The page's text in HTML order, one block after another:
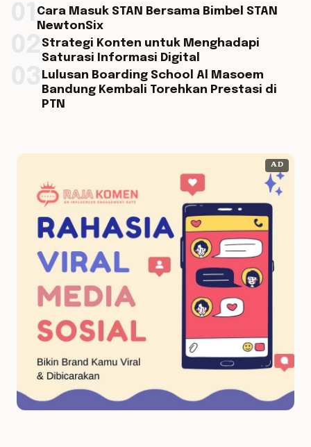
Cara Masuk STAN Bersama Bimbel STAN
NewtonSix
Strategi Konten untuk Menghadapi
Saturasi Informasi Digital
Lulusan Boarding School Al Masoem
Bandung Kembali Torehkan Prestasi di
PTN
AD